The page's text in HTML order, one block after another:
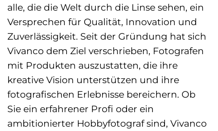
alle, die die Welt durch die Linse sehen, ein
Versprechen für Qualität, Innovation und
Zuverlässigkeit. Seit der Gründung hat sich
Vivanco dem Ziel verschrieben, Fotografen
mit Produkten auszustatten, die ihre
kreative Vision unterstützen und ihre
fotografischen Erlebnisse bereichern. Ob
Sie ein erfahrener Profi oder ein
ambitionierter Hobbyfotograf sind, Vivanco